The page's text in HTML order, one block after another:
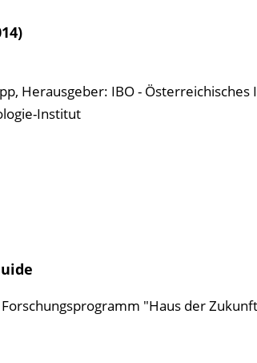
, Herausgeber: IBO -
Institut
"Haus der